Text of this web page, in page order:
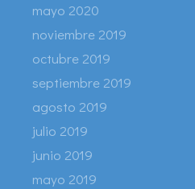
mayo 2020
noviembre 2019
octubre 2019
septiembre 2019
agosto 2019
julio 2019
junio 2019
mayo 2019